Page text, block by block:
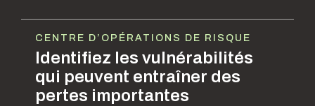
Identifiez les vulnérabilités
qui peuvent entraîner des
pertes importantes
CENTRE D’OPÉRATIONS DE RISQUE